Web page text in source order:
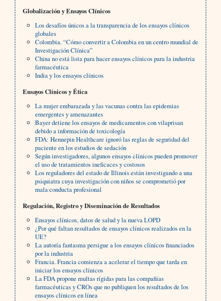
Globalización y Ensayos Clínicos
Los desafíos únicos a la transparencia de los ensayos clínicos
globales
Colombia. “Cómo convertir a Colombia en un centro mundial de
Investigación Clínica”
China no está lista para hacer ensayos clínicos para la industria
farmacéutica
India y los ensayos clínicos
Ensayos Clínicos y Ética
La mujer embarazada y las vacunas contra las epidemias
emergentes y amenazantes
Bayer detiene los ensayos de medicamentos con vilaprisan
debido a información de toxicología
FDA: Hennepin Healthcare ignoró las reglas de seguridad del
paciente en los estudios de sedación
Según investigadores, algunos ensayos clínicos pueden promover
el uso de tratamientos ineficaces y costosos
Los reguladores del estado de Illinois están investigando a una
psiquiatra cuya investigación con niños se comprometió por
mala conducta profesional
Regulación, Registro y Diseminación de Resultados
Ensayos clínicos, datos de salud y la nueva LOPD
¿Por qué faltan resultados de ensayos clínicos realizados en la
UE?
La autoría fantasma persigue a los ensayos clínicos financiados
por la industria
Francia. Francia comienza a acelerar el tiempo que tarda en
iniciar los ensayos clínicos
La FDA propone multas rígidas para las compañías
farmacéuticas y CROs que no publiquen los resultados de los
ensayos clínicos en línea